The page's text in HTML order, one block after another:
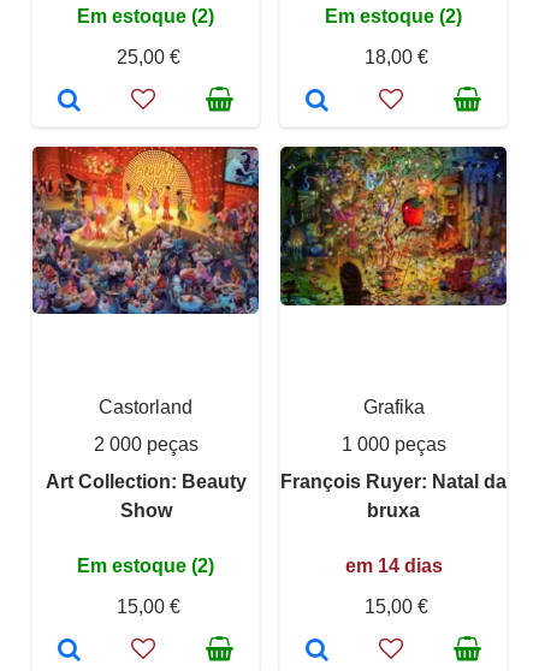
Em estoque (2)
25,00 €
Em estoque (2)
18,00 €
Castorland
2 000 peças
Art Collection: Beauty
Show
Em estoque (2)
15,00 €
Grafika
1 000 peças
François Ruyer: Natal da
bruxa
em 14 dias
15,00 €